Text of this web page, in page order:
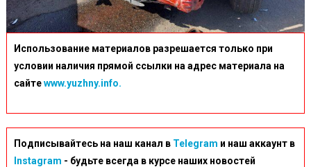
Использование материалов разрешается только при
условии наличия прямой ссылки на адрес материала на
сайтеwww.yuzhny.info.
Подписывайтесь на наш канал в Telegram и наш аккаунт в
Instagram - будьте всегда в курсе наших новостей